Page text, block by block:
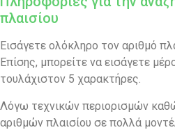
πλαισίου
Εισάγετε ολόκληρο τον αριθμό
Επίσης, μπορείτε να εισάγετε
τουλάχιστον 5 χαρακτήρες.
Λόγω τεχνικών περιορισμών
αριθμών πλαισίου σε πολλά